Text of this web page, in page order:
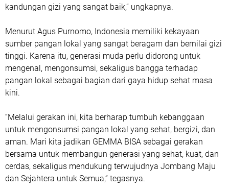
kandungan gizi yang sangat baik,” ungkapnya.
Menurut Agus Purnomo, Indonesia memiliki kekayaan
sumber pangan lokal yang sangat beragam dan bernilai gizi
tinggi. Karena itu, generasi muda perlu didorong untuk
mengenal, mengonsumsi, sekaligus bangga terhadap
pangan lokal sebagai bagian dari gaya hidup sehat masa
kini.
“Melalui gerakan ini, kita berharap tumbuh kebanggaan
untuk mengonsumsi pangan lokal yang sehat, bergizi, dan
aman. Mari kita jadikan GEMMA BISA sebagai gerakan
bersama untuk membangun generasi yang sehat, kuat, dan
cerdas, sekaligus mendukung terwujudnya Jombang Maju
dan Sejahtera untuk Semua,” tegasnya.